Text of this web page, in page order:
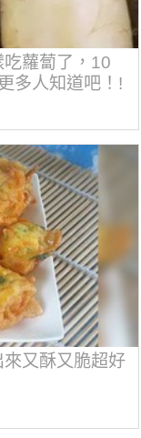
蘿蔔了，10
多人知道吧！!
又酥又脆超好